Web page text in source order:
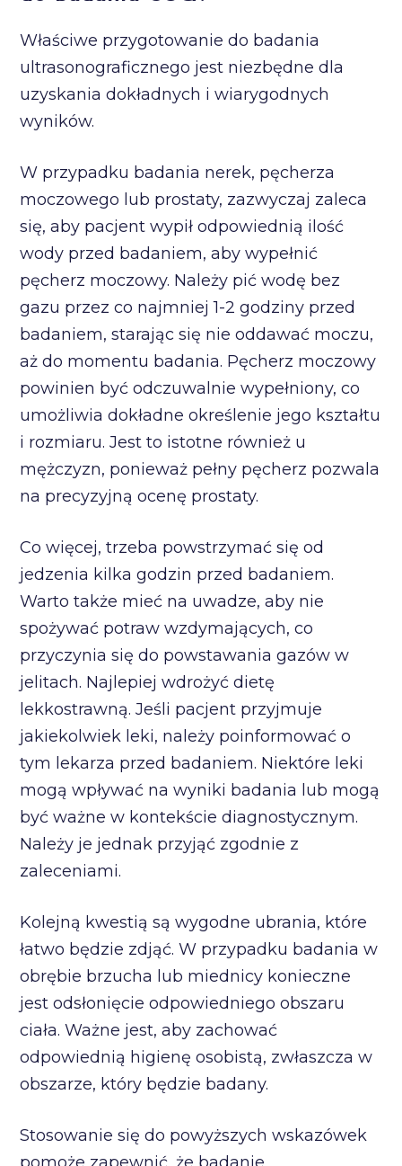
Właściwe przygotowanie do badania
ultrasonograficznego jest niezbędne dla
uzyskania dokładnych i wiarygodnych
wyników.
W przypadku badania nerek, pęcherza
moczowego lub prostaty, zazwyczaj zaleca
się, aby pacjent wypił odpowiednią ilość
wody przed badaniem, aby wypełnić
pęcherz moczowy. Należy pić wodę bez
gazu przez co najmniej 1-2 godziny przed
badaniem, starając się nie oddawać moczu,
aż do momentu badania. Pęcherz moczowy
powinien być odczuwalnie wypełniony, co
umożliwia dokładne określenie jego kształtu
i rozmiaru. Jest to istotne również u
mężczyzn, ponieważ pełny pęcherz pozwala
na precyzyjną ocenę prostaty.
Co więcej, trzeba powstrzymać się od
jedzenia kilka godzin przed badaniem.
Warto także mieć na uwadze, aby nie
spożywać potraw wzdymających, co
przyczynia się do powstawania gazów w
jelitach. Najlepiej wdrożyć dietę
lekkostrawną. Jeśli pacjent przyjmuje
jakiekolwiek leki, należy poinformować o
tym lekarza przed badaniem. Niektóre leki
mogą wpływać na wyniki badania lub mogą
być ważne w kontekście diagnostycznym.
Należy je jednak przyjąć zgodnie z
zaleceniami.
Kolejną kwestią są wygodne ubrania, które
łatwo będzie zdjąć. W przypadku badania w
obrębie brzucha lub miednicy konieczne
jest odsłonięcie odpowiedniego obszaru
ciała. Ważne jest, aby zachować
odpowiednią higienę osobistą, zwłaszcza w
obszarze, który będzie badany.
Stosowanie się do powyższych wskazówek